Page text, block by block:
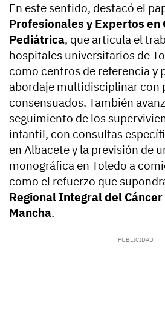
En este sentido, destacó el
Profesionales y Expertos en
Pediátrica, que articula el
hospitales universitarios de
como centros de referencia y
abordaje multidisciplinar con
consensuados. También
seguimiento de los
infantil, con consultas
en Albacete y la previsión de
monográfica en Toledo a
como el refuerzo que
Regional Integral del
Mancha.